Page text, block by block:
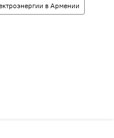
в Армении